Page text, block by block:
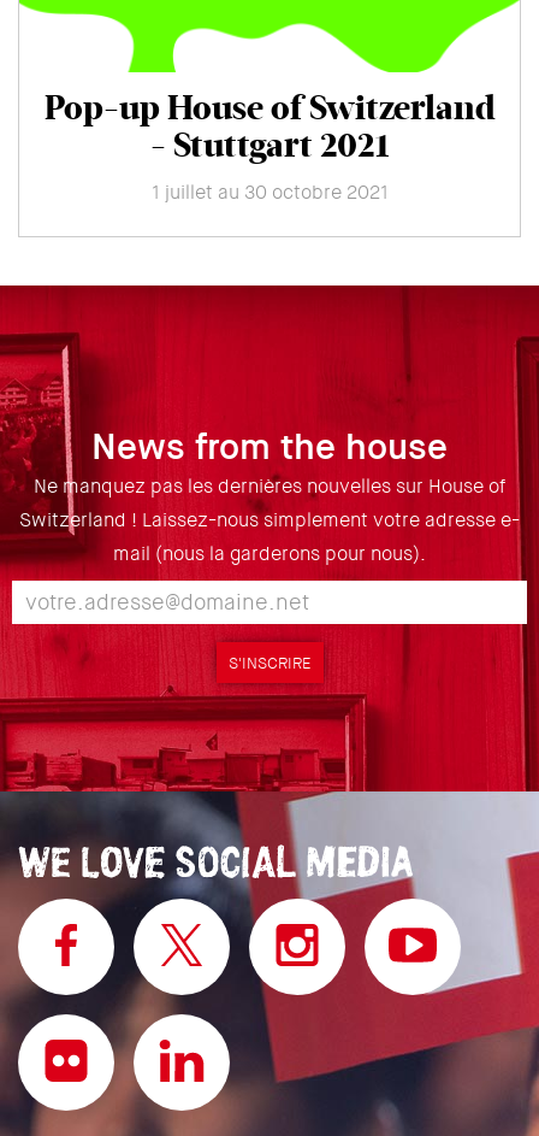
Pop-up House of Switzerland
- Stuttgart 2021
1 juillet au 30 octobre 2021
News from the house
Ne manquez pas les dernières nouvelles sur House of
Switzerland ! Laissez-nous simplement votre adresse e-
mail (nous la garderons pour nous).
S'INSCRIRE